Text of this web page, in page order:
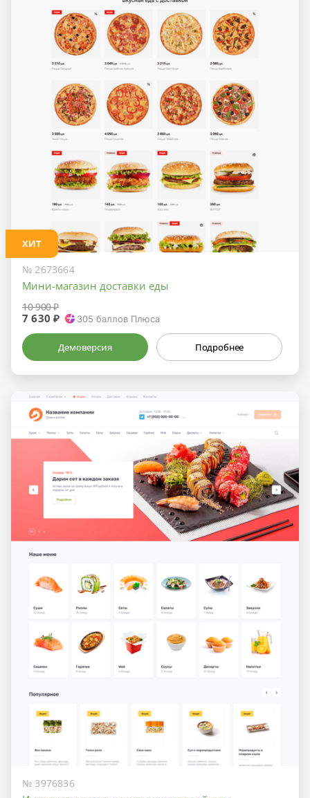
ХИТ
№ 2673664
Мини-магазин доставки еды
10 900 ₽
7 630 ₽ 305 баллов Плюса
Демоверсия Подробнее
№ 3976836